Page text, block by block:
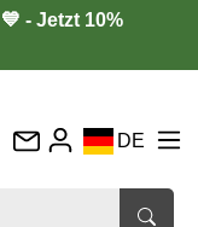
- Jetzt 10%
DE